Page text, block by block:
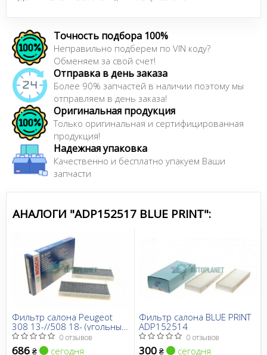
Точность подбора 100%
Неправильно подберем по VIN коду?
Обменяем за свой счет!
Отправка в день заказа
Более 90% запчастей в наличии поэтому мы
отправляем в день заказа!
Оригинальная продукция
Только оригинальная и сертифицированная
продукция!
Надежная упаковка
Качественно и бесплатно упакуем Ваши
запчасти
АНАЛОГИ "ADP152517 BLUE PRINT":
Фильтр салона Peugeot
308 13-//508 18- (угольный)
(к-кт 2 шт.) 0 отзывов
686 ₴ сегодня
Фильтр салона BLUE PRINT
ADP152514
0 отзывов
300 ₴ сегодня